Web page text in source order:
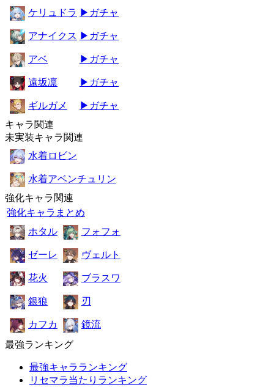
ケリュドラ ▶ガチャ
アナイクス ▶ガチャ
アベ ▶ガチャ
遠坂凛 ▶ガチャ
ギルガメ
▶ガチャ
キャラ関連
未実装キャラ関連
水着ロビン
水着アベンチュリン
強化キャラ関連
強化キャラまとめ
ホタル
フォフォ
ゼーレ ヴェルト
花火 ブラスワ
銀狼 刃
カフカ
鏡流
最強ランキング
最強キャラランキング
リセマラ当たりランキング